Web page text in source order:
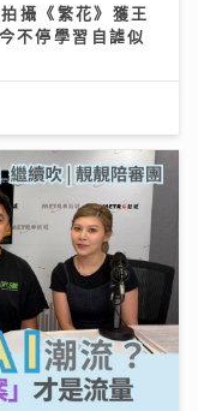
攝《繁花》獲王
不停學習自謔似